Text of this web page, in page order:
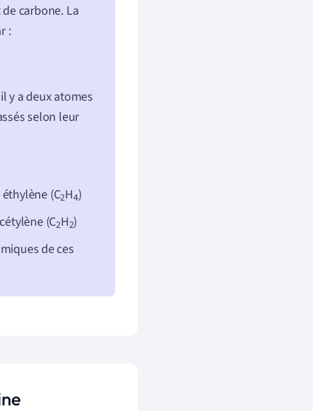
carbone. La
:
y a deux atomes
selon leur
(C2H4)
(C2H2)
de ces